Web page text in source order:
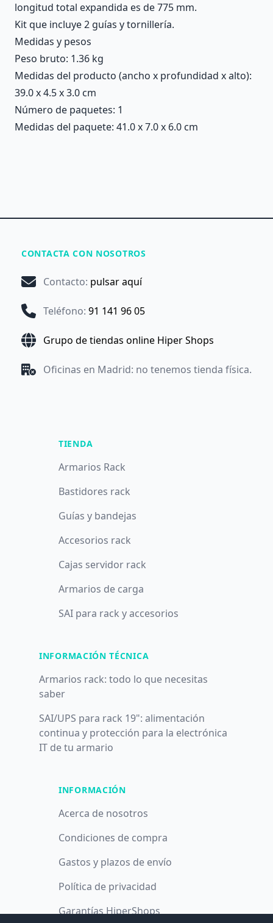
longitud total expandida es de 775 mm.
Kit que incluye 2 guías y tornillería.
Medidas y pesos
Peso bruto: 1.36 kg
Medidas del producto (ancho x profundidad x alto):
39.0 x 4.5 x 3.0 cm
Número de paquetes: 1
Medidas del paquete: 41.0 x 7.0 x 6.0 cm
CONTACTA CON NOSOTROS
Contacto: pulsar aquí
Teléfono: 91 141 96 05
Grupo de tiendas online Hiper Shops
Oficinas en Madrid: no tenemos tienda física.
TIENDA
Armarios Rack
Bastidores rack
Guías y bandejas
Accesorios rack
Cajas servidor rack
Armarios de carga
SAI para rack y accesorios
INFORMACIÓN TÉCNICA
Armarios rack: todo lo que necesitas
saber
SAI/UPS para rack 19": alimentación
continua y protección para la electrónica
IT de tu armario
INFORMACIÓN
Acerca de nosotros
Condiciones de compra
Gastos y plazos de envío
Política de privacidad
Garantías HiperShops